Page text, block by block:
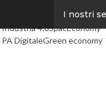
I nostri
Digital
Industria 4.0SpacEconomy
PA DigitaleGreen economy